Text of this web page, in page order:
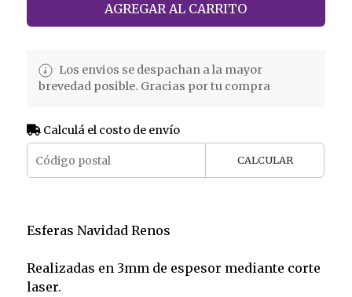
AGREGAR AL CARRITO
Los envios se despachan a la mayor
brevedad posible. Gracias por tu compra
Calculá el costo de envío
CALCULAR
Esferas Navidad Renos
Realizadas en 3mm de espesor mediante corte
laser.